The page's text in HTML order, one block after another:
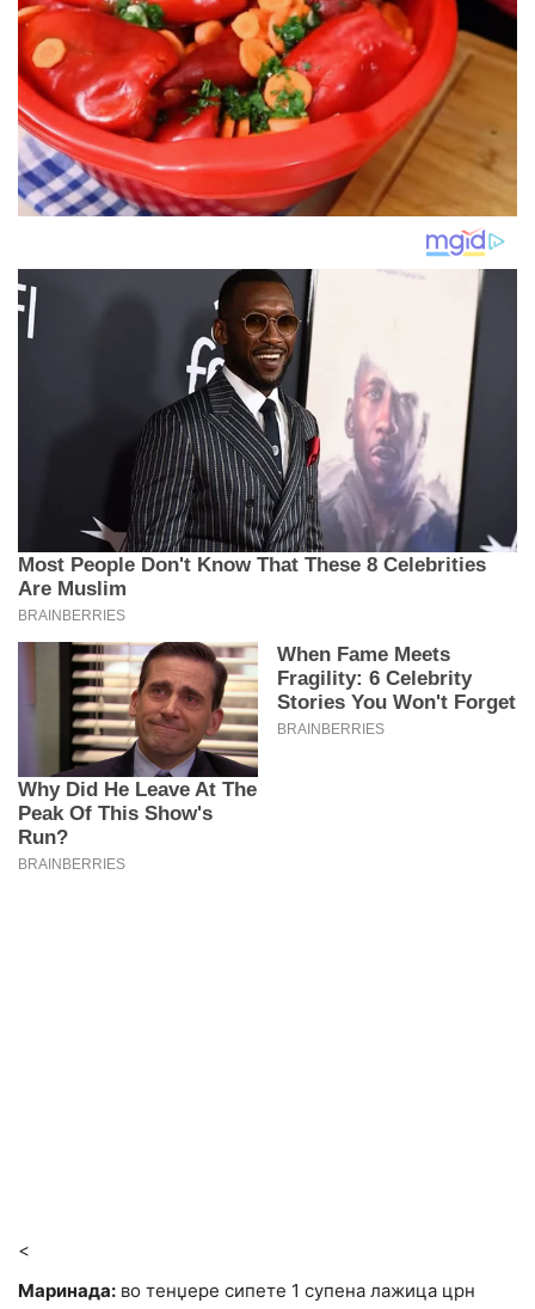
<
Маринада: во тенџере сипете 1 супена лажица црн